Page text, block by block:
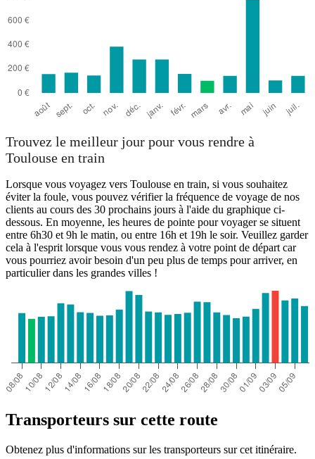
Trouvez le meilleur jour pour vous rendre à
Toulouse en train
Lorsque vous voyagez vers Toulouse en train, si vous souhaitez
éviter la foule, vous pouvez vérifier la fréquence de voyage de nos
clients au cours des 30 prochains jours à l'aide du graphique ci-
dessous. En moyenne, les heures de pointe pour voyager se situent
entre 6h30 et 9h le matin, ou entre 16h et 19h le soir. Veuillez garder
cela à l'esprit lorsque vous vous rendez à votre point de départ car
vous pourriez avoir besoin d'un peu plus de temps pour arriver, en
particulier dans les grandes villes !
Transporteurs sur cette route
Obtenez plus d'informations sur les transporteurs sur cet itinéraire.